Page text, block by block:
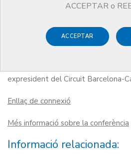
ACCEPTAR o
ACCEPTAR
d'automòbils per
dècada
expresident del Circuit Barcelona-
Enllaç de connexió
Més informació sobre la conferència
Informació relacionada: